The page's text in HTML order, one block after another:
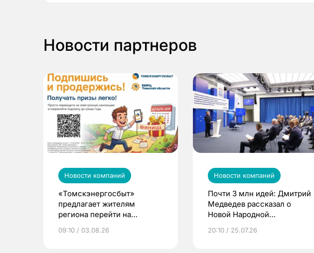
Новости партнеров
Новости компаний
«Томскэнергосбыт»
предлагает жителям
региона перейти на
выиграть призы
09:10 / 03.08.26
Новости компаний
Почти 3 млн идей: Дмитрий
Медведев рассказал о
Новой Народной
20:10 / 25.07.26